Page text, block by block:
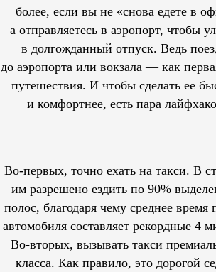
более, если вы не «снова едете в
а отправляетесь в аэропорт, чтобы
в долгожданный отпуск. Ведь
до аэропорта или вокзала — как
путешествия. И чтобы сделать ее
и комфортнее, есть пара
Во-первых, точно ехать на такси. В
им разрешеноездить по 90%
полос, благодаря чему среднее время
автомобиля составляет рекордные 4
Во-вторых, вызывать такси
класса. Как правило, это дорогой